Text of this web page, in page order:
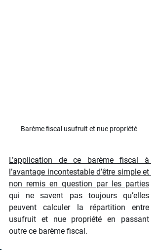
Barème fiscal usufruit et nue propriété
L’application de ce barème fiscal à
l’avantage incontestable d’être simple et
non remis en question par les parties
qui ne savent pas toujours qu’elles
peuvent calculer la répartition entre
usufruit et nue propriété en passant
outre ce barème fiscal.